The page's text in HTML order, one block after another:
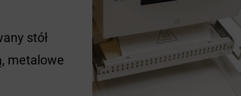
stół
metalowe